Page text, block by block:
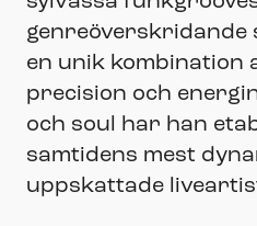
genreöverskridande
en unik kombination
precision och
och soul har han
samtidens mest
uppskattade